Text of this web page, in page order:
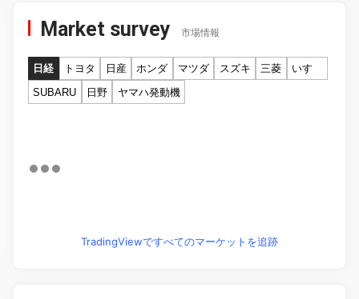
Market survey 市場情報
日経 トヨタ 日産 ホンダ マツダ スズキ 三菱
いすゞ
SUBARU
日野 ヤマハ発動機
TradingViewですべてのマーケットを追跡